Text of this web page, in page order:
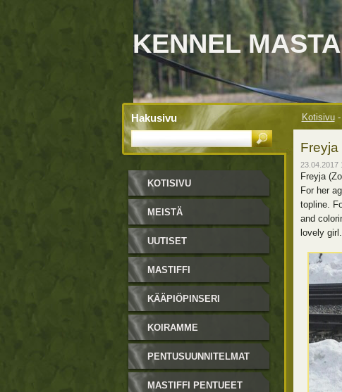
KENNEL
Kotisivu -
23.04.2017
Freyja
For her
topline.
and
lovely girl.
KOTISIVU
MEISTÄ
UUTISET
MASTIFFI
KÄÄPIÖPINSERI
KOIRAMME
PENTUSUUNNITELMAT
MASTIFFI PENTUEET
Hakusivu